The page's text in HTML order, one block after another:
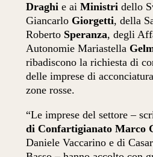
Draghi e aiMinistri dello
Giancarlo Giorgetti, della
Roberto Speranza, degli
Autonomie Mariastella
ribadiscono la richiesta di
delle imprese di
zone rosse.
“Le imprese del settore –
di Confartigianato Marco
Daniele Vaccarino e di